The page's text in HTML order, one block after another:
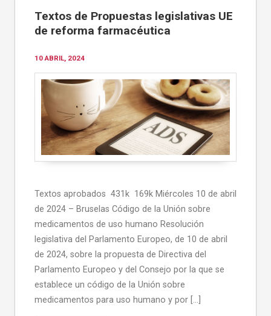
Textos de Propuestas legislativas UE
de reforma farmacéutica
10 ABRIL, 2024
Textos aprobados 431k 169k Miércoles 10 de abril
de 2024 – Bruselas Código de la Unión sobre
medicamentos de uso humano Resolución
legislativa del Parlamento Europeo, de 10 de abril
de 2024, sobre la propuesta de Directiva del
Parlamento Europeo y del Consejo por la que se
establece un código de la Unión sobre
medicamentos para uso humano y por […]